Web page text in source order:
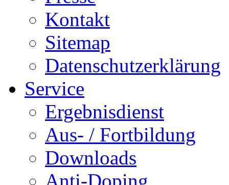
Kontakt
Sitemap
Datenschutzerklärung
Service
Ergebnisdienst
Aus- / Fortbildung
Downloads
Anti-Doping